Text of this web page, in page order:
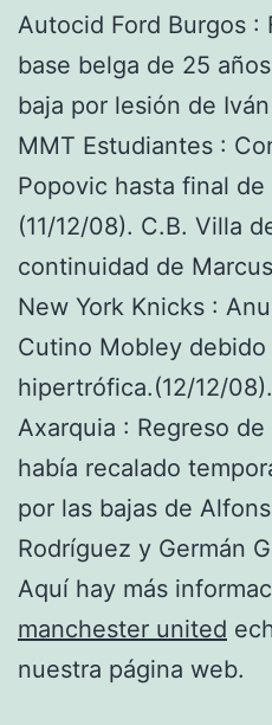
Autocid Ford Burgos :
base belga de 25
baja por lesión de
MMT Estudiantes :
Popovic hasta final de
(11/12/08). C.B. Villa
continuidad de
New York Knicks :
Cutino Mobley
hipertrófica.(12/12/
Axarquia : Regreso
había recalado
por las bajas de
Rodríguez y Germán
Aquí hay más
manchester united
nuestra página web.